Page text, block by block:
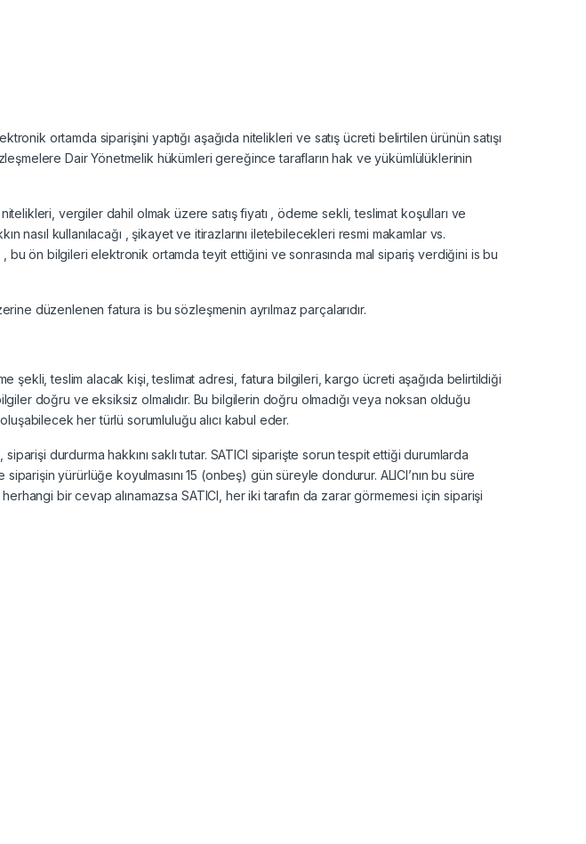
ortamda siparişini yaptığı aşağıda nitelikleri ve satış ücreti belirtilen ürünün satışı
Dair Yönetmelik hükümleri gereğince tarafların hak ve yükümlülüklerinin
vergiler dahil olmak üzere satış fiyatı , ödeme sekli, teslimat koşulları ve
nasıl kullanılacağı , şikayet ve itirazlarını iletebilecekleri resmi makamlar vs.
, bu ön bilgileri elektronik ortamda teyit ettiğini ve sonrasında mal sipariş verdiğini is bu
düzenlenen fatura is bu sözleşmenin ayrılmaz parçalarıdır.
şekli, teslim alacak kişi, teslimat adresi, fatura bilgileri, kargo ücreti aşağıda belirtildiği
doğru ve eksiksiz olmalıdır. Bu bilgilerin doğru olmadığı veya noksan olduğu
her türlü sorumluluğu alıcı kabul eder.
durdurma hakkını saklı tutar. SATICI siparişte sorun tespit ettiği durumlarda
yürürlüğe koyulmasını 15 (onbeş) gün süreyle dondurur. ALICI’nın bu süre
bir cevap alınamazsa SATICI, her iki tarafın da zarar görmemesi için siparişi